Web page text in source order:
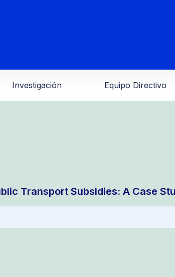
Investigación Equipo Directivo
Transport Subsidies: A Case